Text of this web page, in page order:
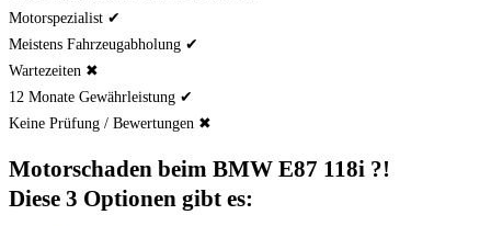
Motorspezialist ✔
Meistens Fahrzeugabholung ✔
Wartezeiten ✖
12 Monate Gewährleistung ✔
Keine Prüfung / Bewertungen ✖
Motorschaden beim BMW E87 118i ?!
Diese 3 Optionen gibt es: